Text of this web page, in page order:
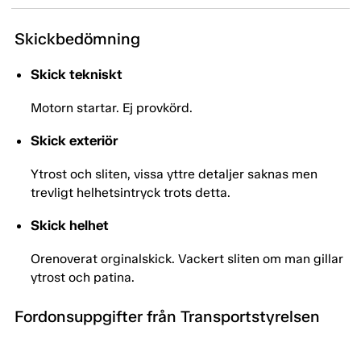
Skickbedömning
Skick tekniskt
Motorn startar. Ej provkörd.
Skick exteriör
Ytrost och sliten, vissa yttre detaljer saknas men
trevligt helhetsintryck trots detta.
Skick helhet
Orenoverat orginalskick. Vackert sliten om man gillar
ytrost och patina.
Fordonsuppgifter från Transportstyrelsen